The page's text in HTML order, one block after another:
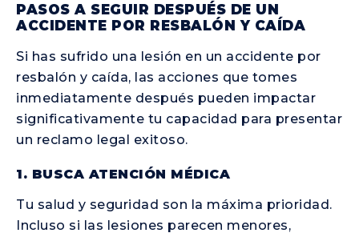
PASOS A SEGUIR DESPUÉS DE UN
ACCIDENTE POR RESBALÓN Y CAÍDA
Si has sufrido una lesión en un accidente por
resbalón y caída, las acciones que tomes
inmediatamente después pueden impactar
significativamente tu capacidad para presentar
un reclamo legal exitoso.
1. BUSCA ATENCIÓN MÉDICA
Tu salud y seguridad son la máxima prioridad.
Incluso si las lesiones parecen menores,